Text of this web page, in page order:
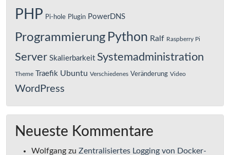
PHP Pi-hole Plugin PowerDNS
Programmierung Python Ralf Raspberry Pi
Server Skalierbarkeit Systemadministration
Theme Traefik Ubuntu Verschiedenes Veränderung Video
WordPress
Neueste Kommentare
Wolfgang zu Zentralisiertes Logging von Docker-